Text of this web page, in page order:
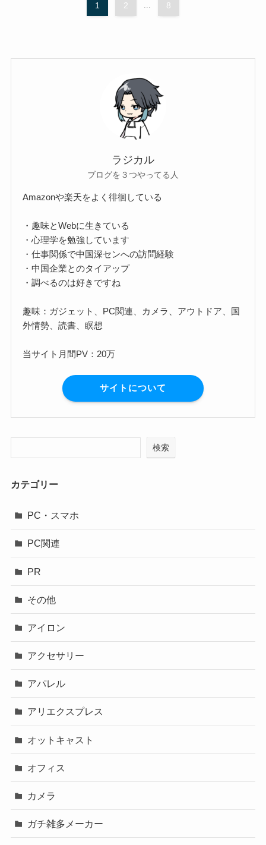
1 2 ... 8
ラジカル
ブログを３つやってる人
Amazonや楽天をよく徘徊している
・趣味とWebに生きている
・心理学を勉強しています
・仕事関係で中国深センへの訪問経験
・中国企業とのタイアップ
・調べるのは好きですね
趣味：ガジェット、PC関連、カメラ、アウトドア、国
外情勢、読書、瞑想
当サイト月間PV：20万
サイトについて
検索
カテゴリー
PC・スマホ
PC関連
PR
その他
アイロン
アクセサリー
アパレル
アリエクスプレス
オットキャスト
オフィス
カメラ
ガチ雑多メーカー